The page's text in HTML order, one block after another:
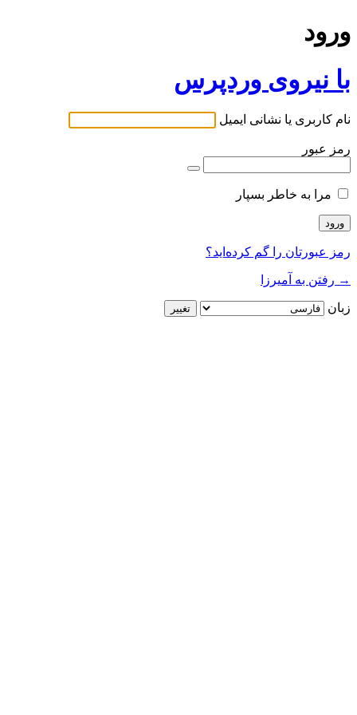
ورود
با نیروی وردپرس
نام کاربری یا نشانی ایمیل
رمز عبور
مرا به خاطر بسپار
رمز عبورتان را گم کرده‌اید؟
→ رفتن به آمیرزا
زبان